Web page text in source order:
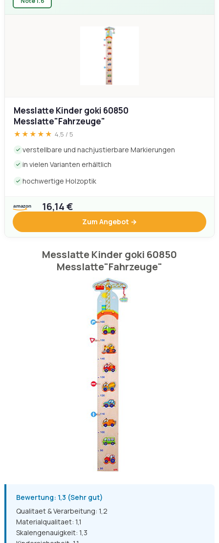
Messlatte Kinder goki 60850
Messlatte"Fahrzeuge"
in vielen Varianten erhältlich
hochwertige Holzoptik
16,14 €
Zum Angebot →
Messlatte"Fahrzeuge"
Bewertung: 1,3 (Sehr gut)
Qualitaet & Verarbeitung: 1,2
Preis-Leistung: 1,6
Bei goki haben wir gleich beim Auspacken den Eindruck: